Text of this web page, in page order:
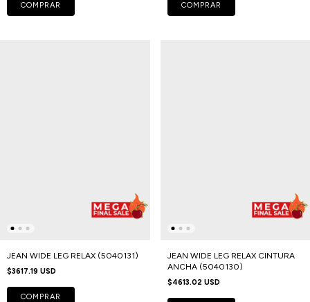
COMPRAR COMPRAR
JEAN WIDE LEG RELAX (5040131)
$3617.19 USD
COMPRAR
JEAN WIDE LEG RELAX CINTURA
ANCHA (5040130)
$4613.02 USD